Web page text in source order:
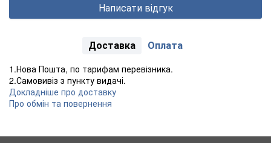
Написати відгук
Доставка Оплата
1.Нова Пошта, по тарифам перевізника.
2.Самовивіз з пункту видачі.
Докладніше про доставку
Про обмін та повернення